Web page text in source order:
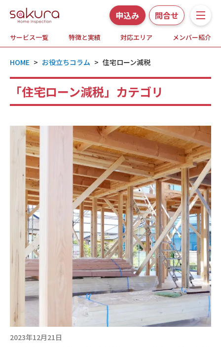
申込み 問合せ
サービス一覧 特徴と実績 対応エリア メンバー紹介
サービス一覧
ホームインスペクションとは
対応エリア
メンバー紹介
よくある質問
お知らせ・プレスリリース
現場事例・お役立ちコラム
さくら事務所について
採用情報
HOME > お役立ちコラム > 住宅ローン減税
「住宅ローン減税」カテゴリ
2023年12月21日